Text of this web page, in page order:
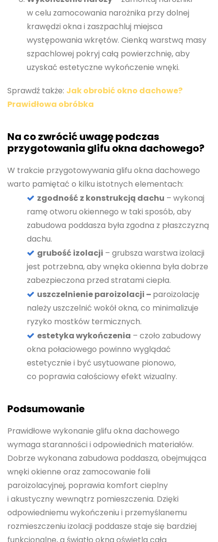
w celu zamocowania narożnika przy dolnej
krawędzi okna i zaszpachluj miejsca
występowania wkrętów. Cienką warstwą masy
szpachlowej pokryj całą powierzchnię, aby
uzyskać estetyczne wykończenie wnęki.
Sprawdź także: Jak obrobić okno dachowe?
Prawidłowa obróbka
Na co zwrócić uwagę podczas
przygotowania glifu okna dachowego?
W trakcie przygotowywania glifu okna dachowego
warto pamiętać o kilku istotnych elementach:
zgodność z konstrukcją dachu – wykonaj
ramę otworu okiennego w taki sposób, aby
zabudowa poddasza była zgodna z płaszczyzną
dachu.
grubość izolacji – grubsza warstwa izolacji
jest potrzebna, aby wnęka okienna była dobrze
zabezpieczona przed stratami ciepła.
uszczelnienie paroizolacji – paroizolację
należy uszczelnić wokół okna, co minimalizuje
ryzyko mostków termicznych.
estetyka wykończenia – czoło zabudowy
okna połaciowego powinno wyglądać
estetycznie i być usytuowane pionowo,
co poprawia całościowy efekt wizualny.
Podsumowanie
Prawidłowe wykonanie glifu okna dachowego
wymaga staranności i odpowiednich materiałów.
Dobrze wykonana zabudowa poddasza, obejmująca
wnęki okienne oraz zamocowanie folii
paroizolacyjnej, poprawia komfort cieplny
i akustyczny wewnątrz pomieszczenia. Dzięki
odpowiedniemu wykończeniu i przemyślanemu
rozmieszczeniu izolacji poddasze staje się bardziej